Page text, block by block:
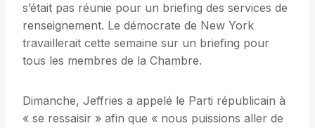
s’était pas réunie pour un briefing des services de
renseignement. Le démocrate de New York
travaillerait cette semaine sur un briefing pour
tous les membres de la Chambre.
Dimanche, Jeffries a appelé le Parti républicain à
« se ressaisir » afin que « nous puissions aller de